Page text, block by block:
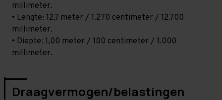
millimeter.
• Lengte: 12,7 meter / 1.270 centimeter / 12.700
millimeter.
• Diepte: 1,00 meter / 100 centimeter / 1.000
millimeter.
Draagvermogen/belastingen